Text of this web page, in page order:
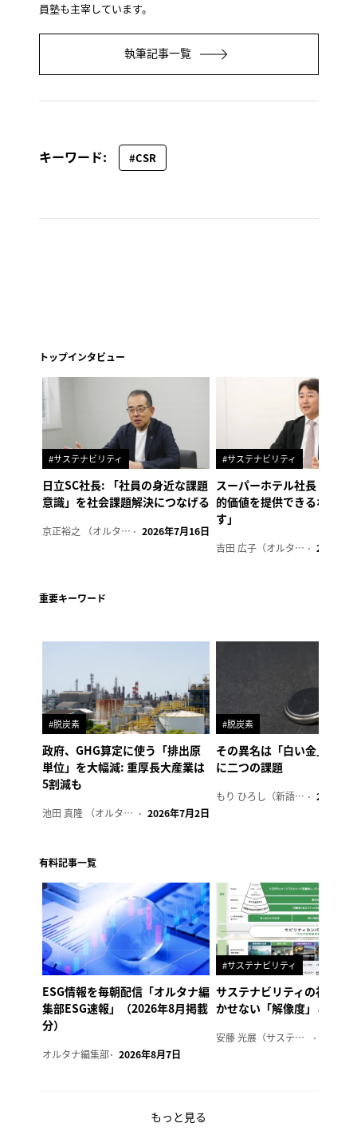
員塾も主宰しています。
執筆記事一覧
キーワード: #CSR
トップインタビュー
#サステナビリティ
日立SC社長: 「社員の身近な課題
意識」を社会課題解決につなげる
京正裕之 （オルタナ副編集長） 2026年7月16日
#サステナビリティ
スーパーホテル社長「地域
的価値を提供できるホテル
す」
吉田 広子（オルタナ輪番編集長） 2026年6
重要キーワード
#脱炭素
政府、GHG算定に使う「排出原
単位」を大幅減: 重厚長大産業は
5割減も
池田 真隆 （オルタナ輪番編集長） 2026年7月2日
#脱炭素
その異名は「白い金」、リ
に二つの課題
もり ひろし（新語ウォッチャー） 2023年7
有料記事一覧
ESG情報を毎朝配信「オルタナ編
集部ESG速報」（2026年8月掲載
分）
オルタナ編集部 2026年8月7日
#サステナビリティ
サステナビリティの社内浸
かせない「解像度」とは
安藤 光展（サステナビリティ・コンサルタント）
もっと見る